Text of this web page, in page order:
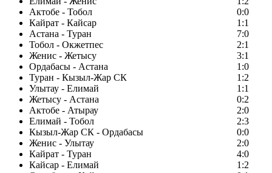
Актобе - Тобол
0:0
Кайрат - Кайсар
1:1
Астана - Туран
7:0
Тобол - Окжетпес
2:1
Женис - Жетысу
3:1
Ордабасы - Астана
1:0
Туран - Кызыл-Жар СК
1:2
Улытау - Елимай
1:1
Жетысу - Астана
0:2
Актобе - Атырау
2:0
Елимай - Тобол
2:3
Кызыл-Жар СК - Ордабасы
0:0
Женис - Улытау
2:0
Кайрат - Туран
4:0
Кайсар - Елимай
1:2